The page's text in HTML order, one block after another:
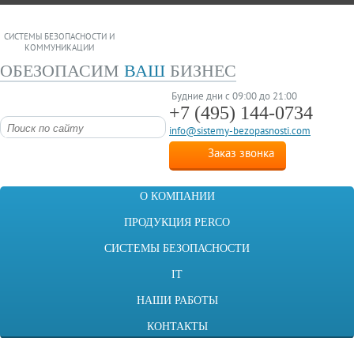
СИСТЕМЫ БЕЗОПАСНОСТИ И
КОММУНИКАЦИИ
ОБЕЗОПАСИМ ВАШ БИЗНЕС
Будние дни с 09:00 до 21:00
+7 (495) 144-0734
info@sistemy-bezopasnosti.com
Заказ звонка
О КОМПАНИИ
ПРОДУКЦИЯ PERCO
СИСТЕМЫ БЕЗОПАСНОСТИ
IT
НАШИ РАБОТЫ
КОНТАКТЫ